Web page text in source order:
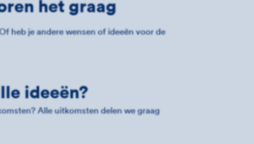
het graag
heb je andere wensen of ideeën voor de
ideeën?
Alle uitkomsten delen we graag